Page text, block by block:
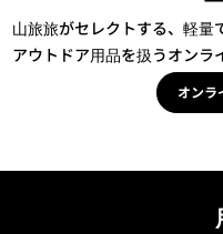
山旅旅がセレクトする、軽量
アウトドア用品を扱うオンラ
オンラ